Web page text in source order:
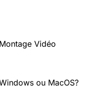
distincts,
animées au style
expérience